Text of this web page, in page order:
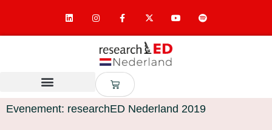
Evenement: researchED Nederland 2019